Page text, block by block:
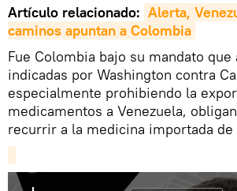
Artículo relacionado: Alerta,
caminos apuntan a Colombia
Fue Colombia bajo su mandato
indicadas por Washington contra
especialmente prohibiendo la
medicamentos a Venezuela,
recurrir a la medicina importada de